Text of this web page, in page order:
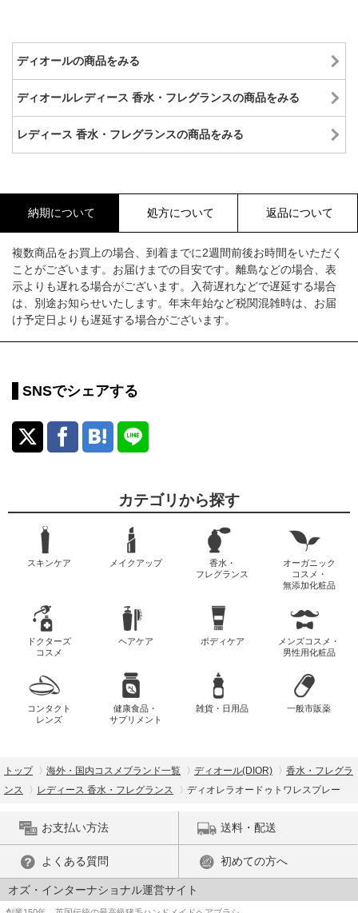
ディオールの商品をみる
ディオールレディース 香水・フレグランスの商品をみる
レディース 香水・フレグランスの商品をみる
納期について 処方について 返品について
複数商品をお買上の場合、到着までに2週間前後お時間をいただく
ことがございます。お届けまでの目安です。離島などの場合、表
示よりも遅れる場合がございます。入荷遅れなどで遅延する場合
は、別途お知らせいたします。年末年始など税関混雑時は、お届
け予定日よりも遅延する場合がございます。
SNSでシェアする
カテゴリから探す
スキンケア メイクアップ
香水・
フレグランス
オーガニック
コスメ・
無添加化粧品
ドクターズ
コスメ
ヘアケア ボディケア
メンズコスメ・
男性用化粧品
コンタクト
レンズ
健康食品・
サプリメント
雑貨・日用品 一般市販薬
トップ 海外・国内コスメブランド一覧 ディオール(DIOR)
香水・フレグラ
ンス
レディース 香水・フレグランス ディオレラオードゥトワレスプレー
お支払い方法 送料・配送
よくある質問 初めての方へ
オズ・インターナショナル運営サイト